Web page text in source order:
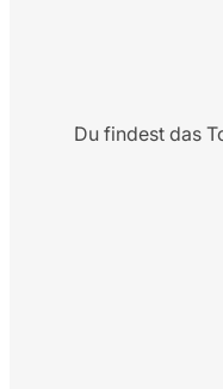
Du findest das